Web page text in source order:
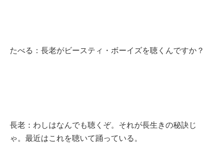
たべる：長老がビースティ・ボーイズを聴くんですか？
長老：わしはなんでも聴くぞ。それが長生きの秘訣じ
ゃ。最近はこれを聴いて踊っている。